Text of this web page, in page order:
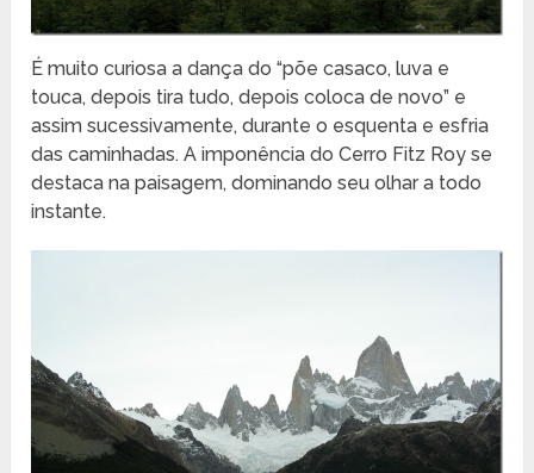
É muito curiosa a dança do “põe casaco, luva e
touca, depois tira tudo, depois coloca de novo” e
assim sucessivamente, durante o esquenta e esfria
das caminhadas. A imponência do Cerro Fitz Roy se
destaca na paisagem, dominando seu olhar a todo
instante.